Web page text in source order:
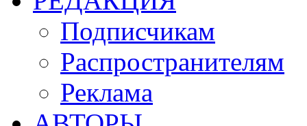
Подписчикам
Распространителям
Реклама